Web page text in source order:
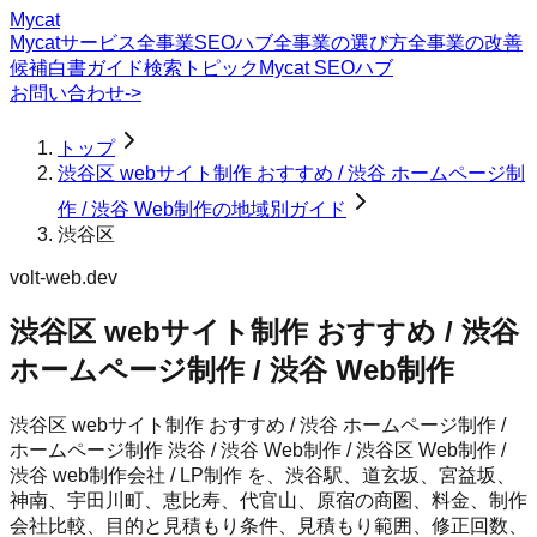
Mycat
Mycatサービス全事業SEOハブ全事業の選び方全事業の改善
候補白書ガイド検索トピック Mycat SEOハブ
お問い合わせ->
トップ
渋谷区 webサイト制作 おすすめ / 渋谷 ホームページ制
作 / 渋谷 Web制作の地域別ガイド
渋谷区
volt-web.dev
渋谷区 webサイト制作 おすすめ / 渋谷
ホームページ制作 / 渋谷 Web制作
渋谷区 webサイト制作 おすすめ / 渋谷 ホームページ制作 /
ホームページ制作 渋谷 / 渋谷 Web制作 / 渋谷区 Web制作 /
渋谷 web制作会社 / LP制作 を、渋谷駅、道玄坂、宮益坂、
神南、宇田川町、恵比寿、代官山、原宿の商圏、料金、制作
会社比較、目的と見積もり条件、見積もり範囲、修正回数、